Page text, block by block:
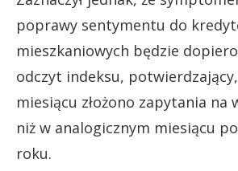
poprawy sentymentu do
mieszkaniowych będzie
odczyt indeksu,
miesiącu złożono zapytania na
niż w analogicznym miesiącu
roku.